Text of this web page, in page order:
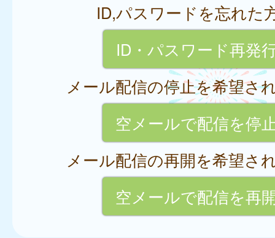
ID,パスワードを忘れた
ID・パスワード再発
メール配信の停止を希望さ
空メールで配信を停
メール配信の再開を希望さ
空メールで配信を再